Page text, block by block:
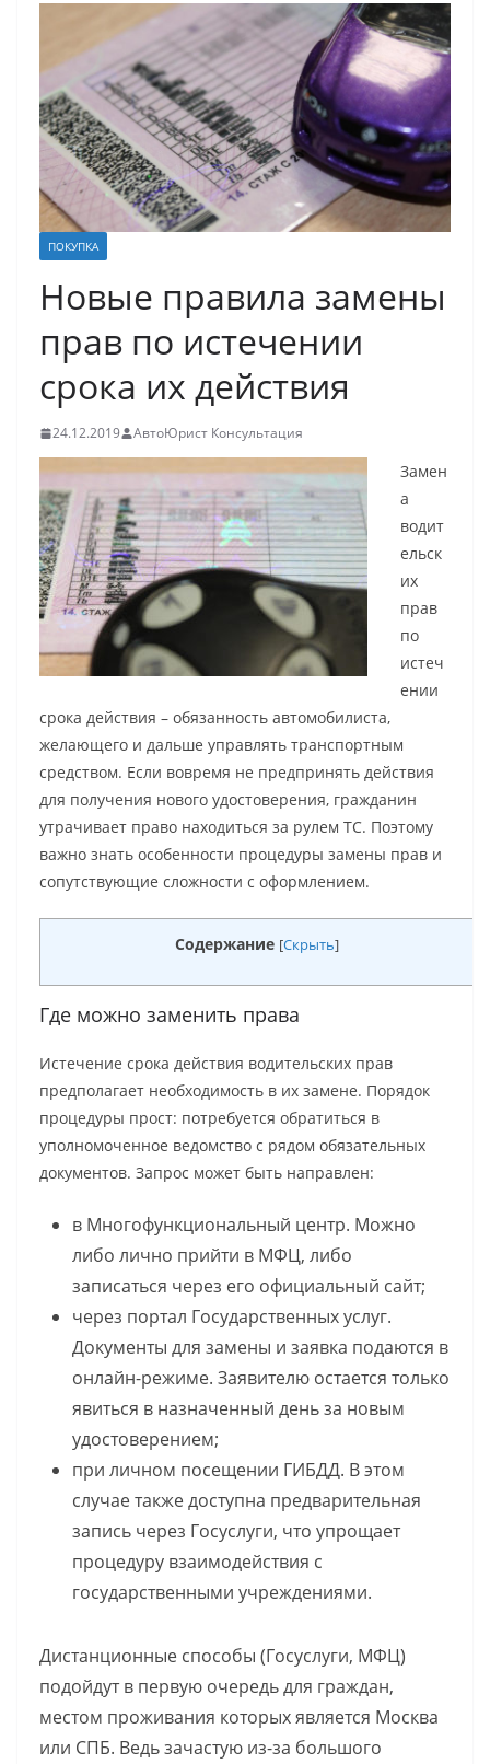
ПОКУПКА
Новые правила замены
прав по истечении
срока их действия
24.12.2019 АвтоЮрист Консультация
Замен
а
водит
ельск
их
прав
по
истеч
ении
срока действия – обязанность автомобилиста,
желающего и дальше управлять транспортным
средством. Если вовремя не предпринять действия
для получения нового удостоверения, гражданин
утрачивает право находиться за рулем ТС. Поэтому
важно знать особенности процедуры замены прав и
сопутствующие сложности с оформлением.
Содержание [Скрыть]
Где можно заменить права
Истечение срока действия водительских прав
предполагает необходимость в их замене. Порядок
процедуры прост: потребуется обратиться в
уполномоченное ведомство с рядом обязательных
документов. Запрос может быть направлен:
в Многофункциональный центр. Можно
либо лично прийти в МФЦ, либо
записаться через его официальный сайт;
через портал Государственных услуг.
Документы для замены и заявка подаются в
онлайн-режиме. Заявителю остается только
явиться в назначенный день за новым
удостоверением;
при личном посещении ГИБДД. В этом
случае также доступна предварительная
запись через Госуслуги, что упрощает
процедуру взаимодействия с
государственными учреждениями.
Дистанционные способы (Госуслуги, МФЦ)
подойдут в первую очередь для граждан,
местом проживания которых является Москва
или СПБ. Ведь зачастую из-за большого